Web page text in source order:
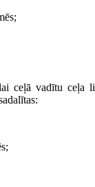
ceļā vadītu ceļa